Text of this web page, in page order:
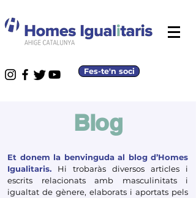
Fes-te'n soci
Blog
Et donem la benvinguda al blog d’Homes
Igualitaris. Hi trobaràs diversos articles i
escrits relacionats amb masculinitats i
igualtat de gènere, elaborats i aportats pels